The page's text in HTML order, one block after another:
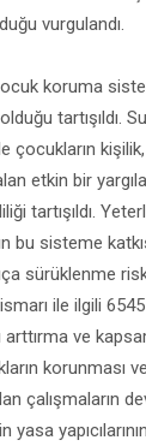
vurgulandı.
koruma
tartışıldı.
çocukların
etkin bir
tartışıldı.
bu sisteme
sürüklenme
ile ilgili 6545
ve
korunması
çalışmaların